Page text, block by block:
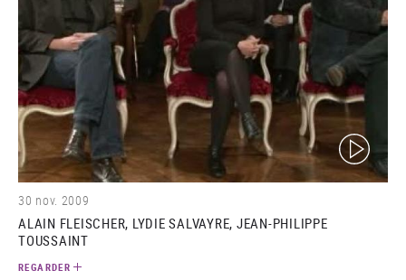
(video)
30 nov. 2009
ALAIN FLEISCHER, LYDIE SALVAYRE, JEAN-PHILIPPE
TOUSSAINT
REGARDER